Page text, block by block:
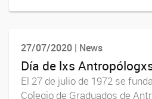
27/07/2020 | News
Día de lxs
El 27 de julio de 1972 se
Colegio de Graduados de